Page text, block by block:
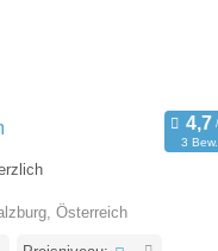
3 Bew.
Österreich